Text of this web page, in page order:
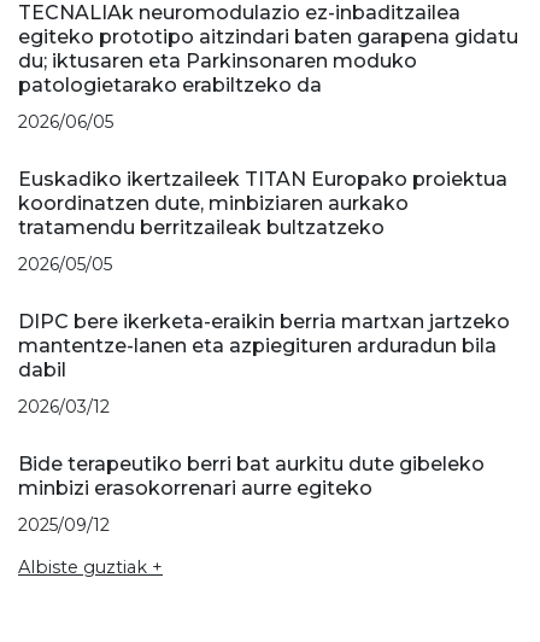
TECNALIAk neuromodulazio ez-inbaditzailea
egiteko prototipo aitzindari baten garapena gidatu
du; iktusaren eta Parkinsonaren moduko
patologietarako erabiltzeko da
2026/06/05
Euskadiko ikertzaileek TITAN Europako proiektua
koordinatzen dute, minbiziaren aurkako
tratamendu berritzaileak bultzatzeko
2026/05/05
DIPC bere ikerketa-eraikin berria martxan jartzeko
mantentze-lanen eta azpiegituren arduradun bila
dabil
2026/03/12
Bide terapeutiko berri bat aurkitu dute gibeleko
minbizi erasokorrenari aurre egiteko
2025/09/12
Albiste guztiak +